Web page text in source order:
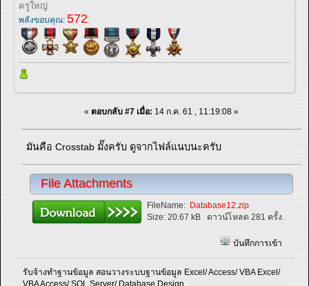
ครูใหญ่
พลังขอบคุณ: 572
« ตอบกลับ #7 เมื่อ: 14 ก.ค. 61 , 11:19:08 »
มันคือ Crosstab มั๊งครับ ดูจากไฟล์แนบนะครับ
File Attachments
FileName: Database12.zip
Size:20.67 kB ดาวน์โหลด 281 ครั้ง.
บันทึกการเข้า
รับจ้างทำฐานข้อมูล สอนวางระบบฐานข้อมูล Excel/ Access/ VBA Excel/
VBA Access/ SQL Server/ Database Design